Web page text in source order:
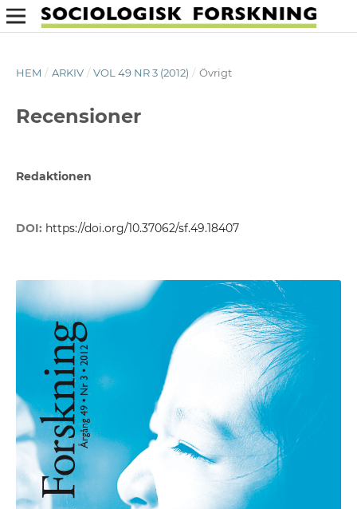
HEM / ARKIV / VOL 49 NR 3 (2012) / Övrigt
Recensioner
Redaktionen
DOI: https://doi.org/10.37062/sf.49.18407